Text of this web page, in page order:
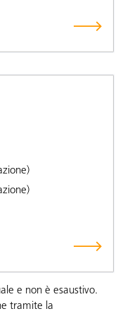
e non è esaustivo.
tramite la